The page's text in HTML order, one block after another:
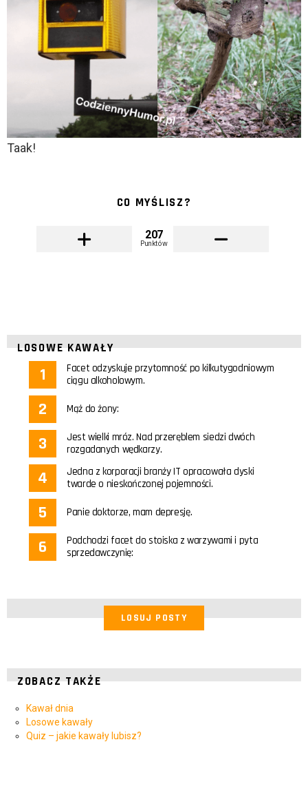
Taak!
CO MYŚLISZ?
207
Punktów
LOSOWE KAWAŁY
Facet odzyskuje przytomność po kilkutygodniowym
ciągu alkoholowym.
Mąż do żony:
Jest wielki mróz. Nad przeręblem siedzi dwóch
rozgadanych wędkarzy.
Jedna z korporacji branży IT opracowała dyski
twarde o nieskończonej pojemności.
Panie doktorze, mam depresję.
Podchodzi facet do stoiska z warzywami i pyta
sprzedawczynię:
LOSUJ POSTY
ZOBACZ TAKŻE
Kawał dnia
Losowe kawały
Quiz – jakie kawały lubisz?